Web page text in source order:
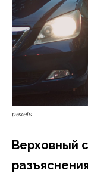
pexels
Верховный